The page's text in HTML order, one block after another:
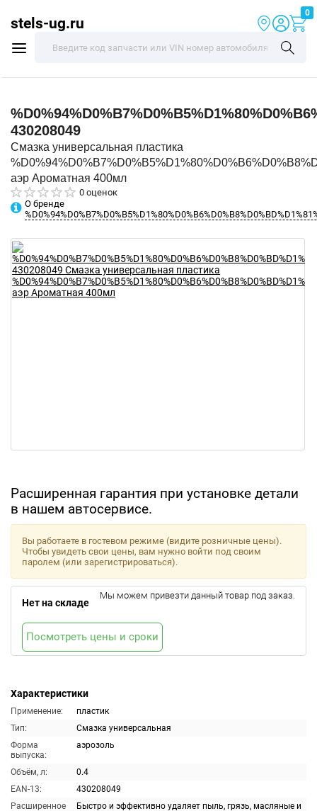
stels-ug.ru
0
430208049
Смазка универсальная пластика
аэр Ароматная 400мл
0 оценок
О бренде
Расширенная гарантия при установке детали
в нашем автосервисе.
Характеристики
Применение:
пластик
Тип:
Смазка универсальная
Форма
выпуска:
аэрозоль
Объём, л:
0.4
EAN-13:
430208049
Расширенное
Быстро и эффективно удаляет пыль, грязь, масляные и
Вы работаете в гостевом режиме (видите розничные цены).
Чтобы увидеть свои цены, вам нужно войти под своим
паролем (или зарегистрироваться).
Нет на складе
Мы можем привезти данный товар под заказ.
Посмотреть цены и сроки